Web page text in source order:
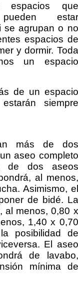
espacios que
estar
se agrupan o no
espacios de
y dormir. Toda
un espacio
de un espacio
siempre
más de dos
aseo completo
de dos aseos
al menos,
Asimismo, el
de bidé. La
al menos, 0,80 x
1,40 x 0,70
posibilidad de
El aseo
de lavabo,
mínima de